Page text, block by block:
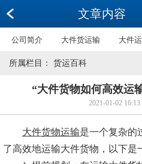
文章内容
公司简介 大件货运输 大件
所属栏目： 货运百科
“大件货物如何高效运
2021-01-02
大件货物运输是一个复杂的
了高效地运输大件货物，以下是